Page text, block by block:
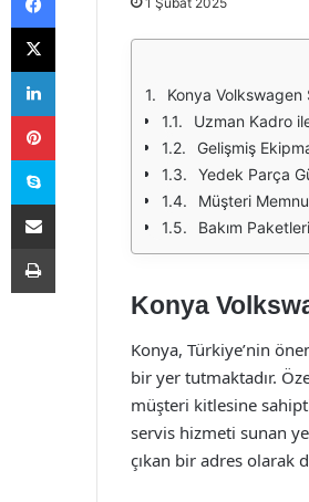
Konya
Uzman Kadro
Gelişmiş
Yedek Parça
Müşteri
Bakım
Konya
Konya, Türkiye’nin
bir yer tutmaktadır.
müşteri kitlesine
servis hizmeti sunan
çıkan bir adres olarak
X
LinkedIn
Pinterest
Skype
E-Posta ile paylaş